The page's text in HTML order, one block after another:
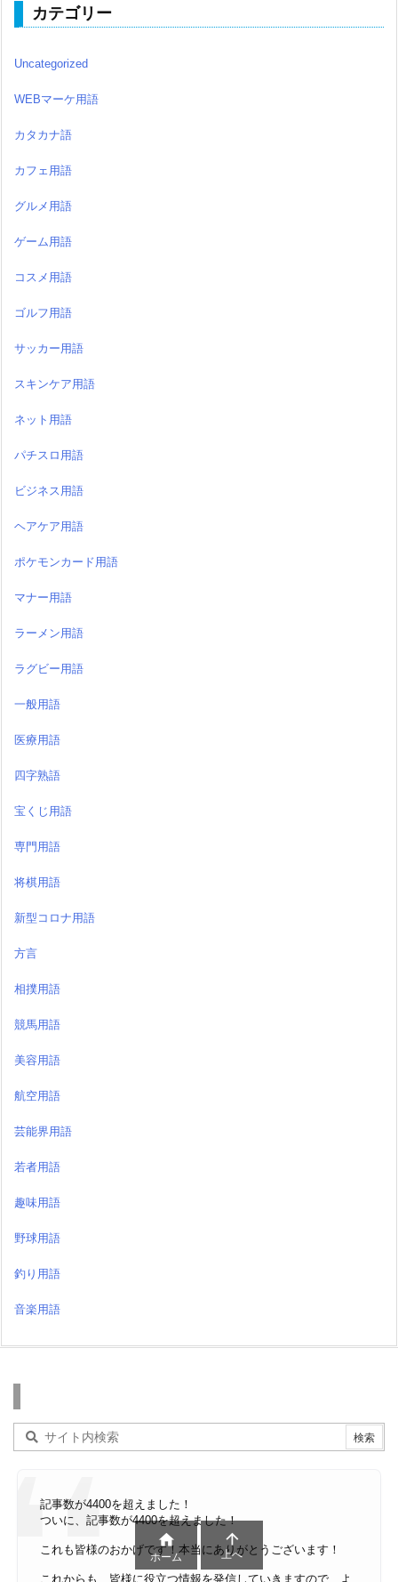
カテゴリー
Uncategorized
WEBマーケ用語
カタカナ語
カフェ用語
グルメ用語
ゲーム用語
コスメ用語
ゴルフ用語
サッカー用語
スキンケア用語
ネット用語
パチスロ用語
ビジネス用語
ヘアケア用語
ポケモンカード用語
マナー用語
ラーメン用語
ラグビー用語
一般用語
医療用語
四字熟語
宝くじ用語
専門用語
将棋用語
新型コロナ用語
方言
相撲用語
競馬用語
美容用語
航空用語
芸能界用語
若者用語
趣味用語
野球用語
釣り用語
音楽用語
記事数が4400を超えました！
ついに、記事数が4400を超えました！
これも皆様のおかげです！本当にありがとうございます！
これからも、皆様に役立つ情報を発信していきますので、よ

ホーム

上へ